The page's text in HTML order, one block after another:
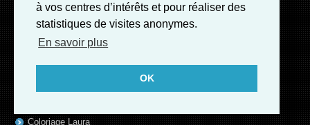
à vos centres d’intérêts et pour réaliser des
statistiques de visites anonymes.
En savoir plus
OK
Coloriage Kevin
Coloriage Elise
Coloriage Sara
Coloriage Mathias
Coloriage Laura